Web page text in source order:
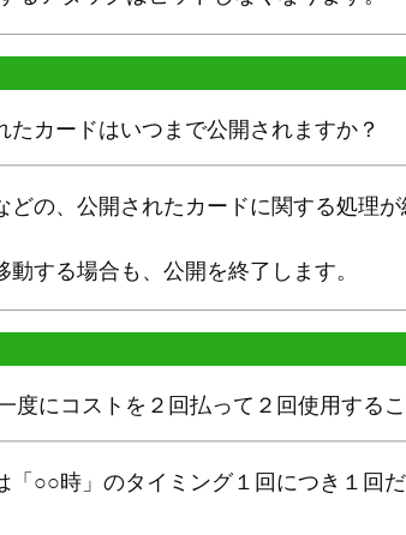
カードはいつまで公開されますか？
の、公開されたカードに関する処理
する場合も、公開を終了します。
度にコストを２回払って２回使用する
○○時」のタイミング１回につき１回